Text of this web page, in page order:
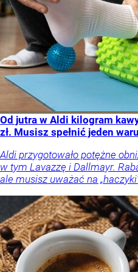
Od jutra w Aldi kilogram
zł. Musisz spełnić jeden
Aldi przygotowało potężne
w tym Lavazzę i Dallmayr.
ale musisz uważać na